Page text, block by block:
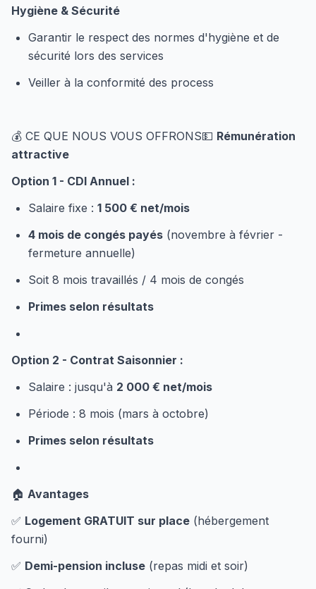
Hygiène & Sécurité
Garantir le respect des normes d'hygiène et de
sécurité lors des services
Veiller à la conformité des process
💰 CE QUE NOUS VOUS OFFRONS💵 Rémunération
attractive
Option 1 - CDI Annuel :
Salaire fixe : 1 500 € net/mois
4 mois de congés payés (novembre à février -
fermeture annuelle)
Soit 8 mois travaillés / 4 mois de congés
Primes selon résultats
Option 2 - Contrat Saisonnier :
Salaire : jusqu'à 2 000 € net/mois
Période : 8 mois (mars à octobre)
Primes selon résultats
🏠 Avantages
✅ Logement GRATUIT sur place (hébergement
fourni)
✅ Demi-pension incluse (repas midi et soir)